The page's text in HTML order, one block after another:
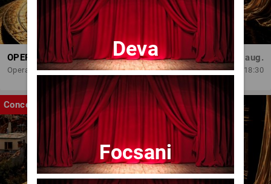
OPERA BRAȘOV ESTIVAL – ARMONII DE VARĂ - CVINTETUL VOCAL ANATOLY - CONCERT
Opera Brasov
Dum, 30 aug.
18:30
Concert
Deva
Focsani